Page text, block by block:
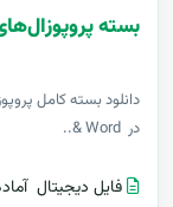
بسته
دانلود بسته کامل
در Word &..
فایل دیجیتال